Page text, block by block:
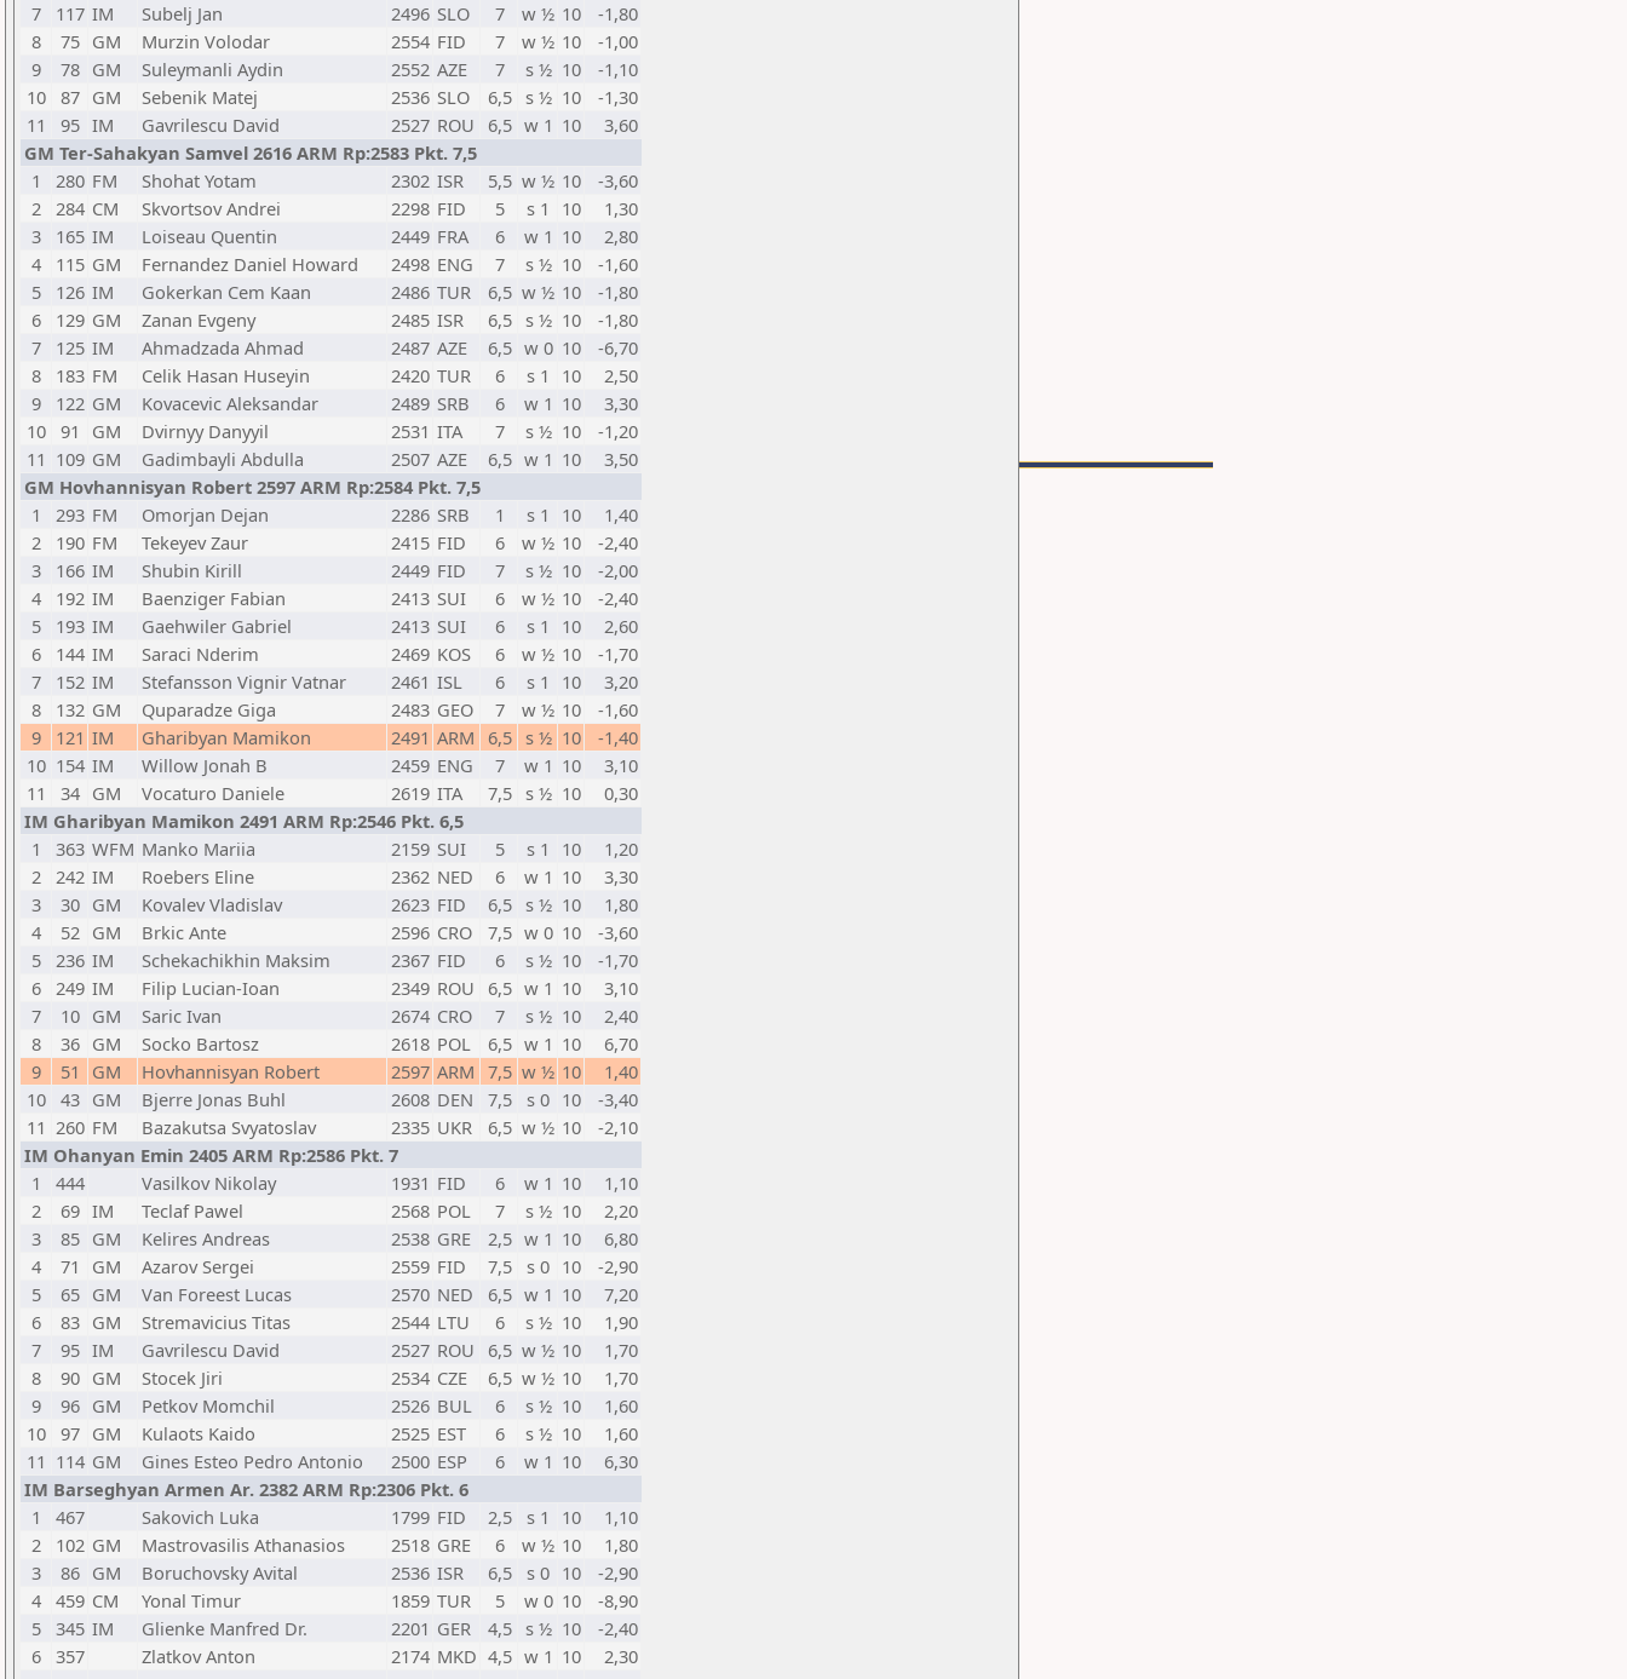
7
117 IM Subelj Jan 2496 SLO 7 w ½ 10
-1,80
8
75 GM Murzin Volodar 2554 FID 7 w ½ 10
-1,00
9
78 GM Suleymanli Aydin 2552 AZE 7 s ½ 10
-1,10
10 87 GM Sebenik Matej 2536 SLO 6,5 s ½ 10
-1,30
11
95 IM Gavrilescu David 2527 ROU 6,5 w 1 10
3,60
GM Ter-Sahakyan Samvel 2616 ARM Rp:2583 Pkt. 7,5
1
280 FM Shohat Yotam 2302 ISR 5,5 w ½ 10
-3,60
2 284 CM Skvortsov Andrei 2298 FID 5 s 1 10
1,30
3
165 IM Loiseau Quentin 2449 FRA 6 w 1 10
2,80
4
115 GM Fernandez Daniel Howard 2498 ENG 7 s ½ 10
-1,60
5
126 IM Gokerkan Cem Kaan 2486 TUR 6,5 w ½ 10
-1,80
6
129 GM Zanan Evgeny 2485 ISR 6,5 s ½ 10
-1,80
7
125 IM Ahmadzada Ahmad 2487 AZE 6,5 w 0 10
-6,70
8
183 FM Celik Hasan Huseyin 2420 TUR 6 s 1 10
2,50
9
122 GM Kovacevic Aleksandar 2489 SRB 6 w 1 10
3,30
10 91 GM Dvirnyy Danyyil 2531 ITA 7 s ½ 10
-1,20
11 109 GM Gadimbayli Abdulla 2507 AZE 6,5 w 1 10
3,50
GM Hovhannisyan Robert 2597 ARM Rp:2584 Pkt. 7,5
1
293 FM Omorjan Dejan 2286 SRB 1 s 1 10
1,40
2
190 FM Tekeyev Zaur 2415 FID 6 w ½ 10
-2,40
3
166 IM Shubin Kirill 2449 FID 7 s ½ 10
-2,00
4
192 IM Baenziger Fabian 2413 SUI 6 w ½ 10
-2,40
5
193 IM Gaehwiler Gabriel 2413 SUI 6 s 1 10
2,60
6
144 IM Saraci Nderim 2469 KOS 6 w ½ 10
-1,70
7
152 IM Stefansson Vignir Vatnar 2461 ISL 6 s 1 10
3,20
8
132 GM Quparadze Giga 2483 GEO 7 w ½ 10
-1,60
9
121 IM Gharibyan Mamikon 2491 ARM 6,5 s ½ 10
-1,40
10 154 IM Willow Jonah B 2459 ENG 7 w 1 10
3,10
11
34 GM Vocaturo Daniele 2619 ITA 7,5 s ½ 10
0,30
IM Gharibyan Mamikon 2491 ARM Rp:2546 Pkt. 6,5
1
363 WFM Manko Mariia 2159 SUI 5 s 1 10
1,20
2 242 IM Roebers Eline 2362 NED 6 w 1 10
3,30
3
30 GM Kovalev Vladislav 2623 FID 6,5 s ½ 10
1,80
4
52 GM Brkic Ante 2596 CRO 7,5 w 0 10
-3,60
5 236 IM Schekachikhin Maksim 2367 FID 6 s ½ 10
-1,70
6 249 IM Filip Lucian-Ioan 2349 ROU 6,5 w 1 10
3,10
7
10 GM Saric Ivan 2674 CRO 7 s ½ 10
2,40
8
36 GM Socko Bartosz 2618 POL 6,5 w 1 10
6,70
9
51 GM Hovhannisyan Robert 2597 ARM 7,5 w ½ 10
1,40
10 43 GM Bjerre Jonas Buhl 2608 DEN 7,5 s 0 10
-3,40
11 260 FM Bazakutsa Svyatoslav 2335 UKR 6,5 w ½ 10
-2,10
IM Ohanyan Emin 2405 ARM Rp:2586 Pkt. 7
1
444 Vasilkov Nikolay 1931 FID 6 w 1 10
1,10
2
69 IM Teclaf Pawel 2568 POL 7 s ½ 10
2,20
3
85 GM Kelires Andreas 2538 GRE 2,5 w 1 10
6,80
4
71 GM Azarov Sergei 2559 FID 7,5 s 0 10
-2,90
5
65 GM Van Foreest Lucas 2570 NED 6,5 w 1 10
7,20
6
83 GM Stremavicius Titas 2544 LTU 6 s ½ 10
1,90
7
95 IM Gavrilescu David 2527 ROU 6,5 w ½ 10
1,70
8
90 GM Stocek Jiri 2534 CZE 6,5 w ½ 10
1,70
9
96 GM Petkov Momchil 2526 BUL 6 s ½ 10
1,60
10 97 GM Kulaots Kaido 2525 EST 6 s ½ 10
1,60
11 114 GM Gines Esteo Pedro Antonio 2500 ESP 6 w 1 10
6,30
IM Barseghyan Armen Ar. 2382 ARM Rp:2306 Pkt. 6
1
467 Sakovich Luka 1799 FID 2,5 s 1 10
1,10
2
102 GM Mastrovasilis Athanasios 2518 GRE 6 w ½ 10
1,80
3
86 GM Boruchovsky Avital 2536 ISR 6,5 s 0 10
-2,90
4 459 CM Yonal Timur 1859 TUR 5 w 0 10
-8,90
5 345 IM Glienke Manfred Dr. 2201 GER 4,5 s ½ 10
-2,40
6 357 Zlatkov Anton 2174 MKD 4,5 w 1 10
2,30